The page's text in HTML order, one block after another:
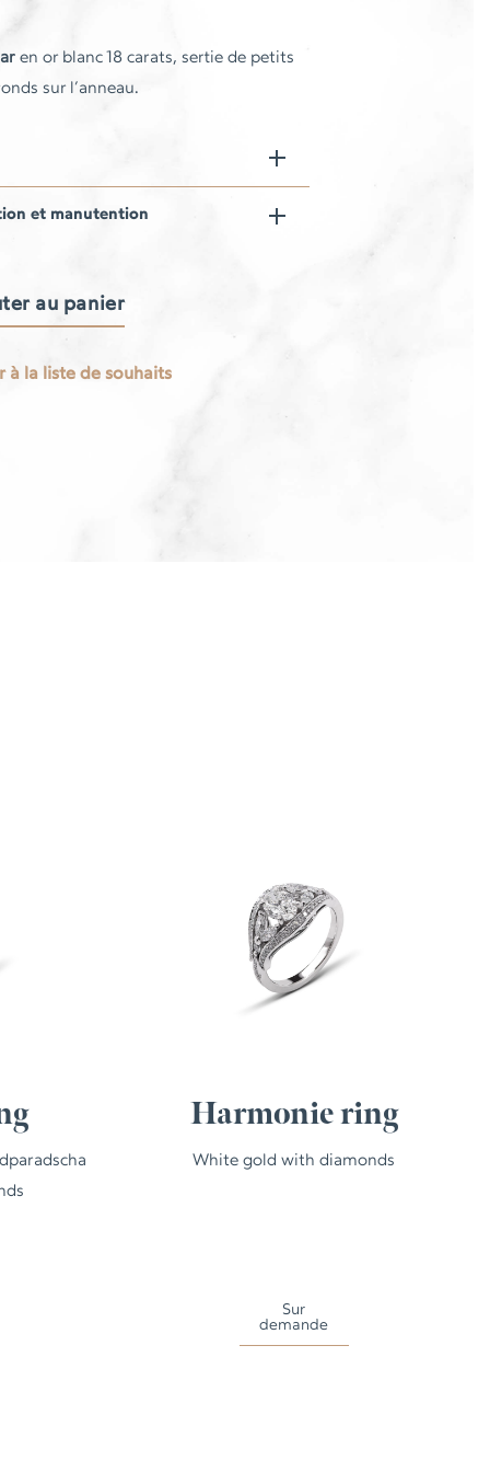
en or blanc 18 carats, sertie de petits
sur l’anneau.
et manutention
au panier
à la liste de souhaits
Harmonie ring
White gold with diamonds
Sur
demande